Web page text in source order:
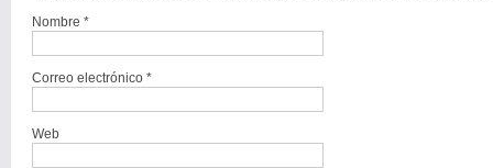
Nombre *
Correo electrónico *
Web